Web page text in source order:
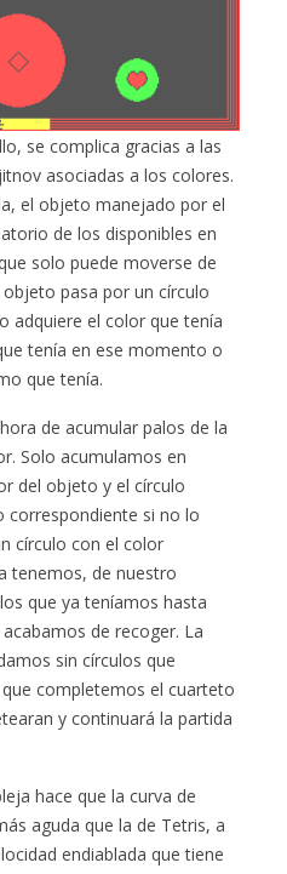
se complica gracias a las
asociadas a los colores.
el objeto manejado por el
de los disponibles en
solo puede moverse de
pasa por un círculo
adquiere el color que tenía
tenía en ese momento o
que tenía.
de acumular palos de la
Solo acumulamos en
del objeto y el círculo
correspondiente si no lo
círculo con el color
tenemos, de nuestro
que ya teníamos hasta
de recoger. La
sin círculos que
completemos el cuarteto
y continuará la partida
hace que la curva de
aguda que la de Tetris, a
endiablada que tiene